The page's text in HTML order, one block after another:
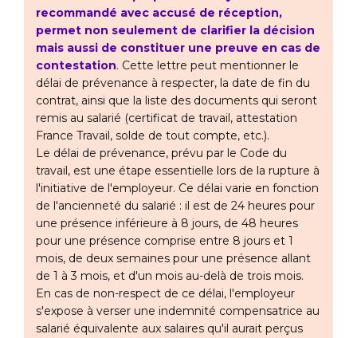
recommandé avec accusé de réception,
permet non seulement de clarifier la décision
mais aussi de constituer une preuve en cas de
contestation. Cette lettre peut mentionner le
délai de prévenance à respecter, la date de fin du
contrat, ainsi que la liste des documents qui seront
remis au salarié (certificat de travail, attestation
France Travail, solde de tout compte, etc.).
Le délai de prévenance, prévu par le Code du
travail, est une étape essentielle lors de la rupture à
l'initiative de l'employeur. Ce délai varie en fonction
de l'ancienneté du salarié : il est de 24 heures pour
une présence inférieure à 8 jours, de 48 heures
pour une présence comprise entre 8 jours et 1
mois, de deux semaines pour une présence allant
de 1 à 3 mois, et d'un mois au-delà de trois mois.
En cas de non-respect de ce délai, l'employeur
s'expose à verser une indemnité compensatrice au
salarié équivalente aux salaires qu'il aurait perçus